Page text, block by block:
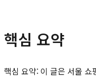
핵심 요약
핵심 요약: 이 글은 서울 쇼